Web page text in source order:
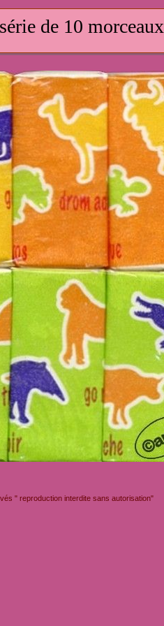
série de 10 morceaux
" reproduction interdite sans autorisation"